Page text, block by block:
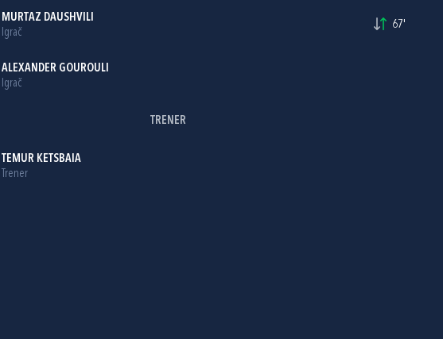
MURTAZ DAUSHVILI
Igrač
67'
ALEXANDER GOUROULI
Igrač
TRENER
TEMUR KETSBAIA
Trener